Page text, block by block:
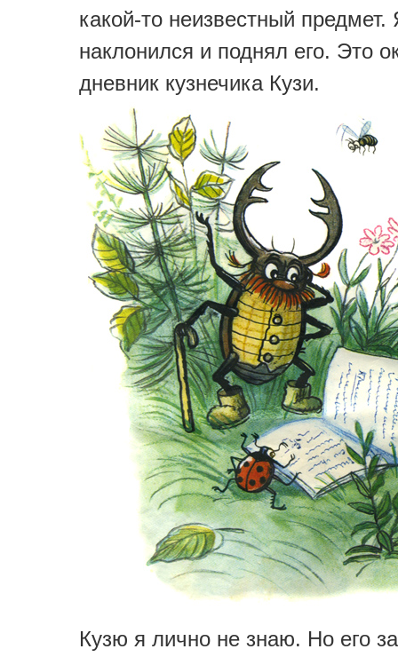
какой-то неизвестный предмет.
наклонился и поднял его. Это
дневник кузнечика Кузи.
Кузю я лично не знаю. Но его